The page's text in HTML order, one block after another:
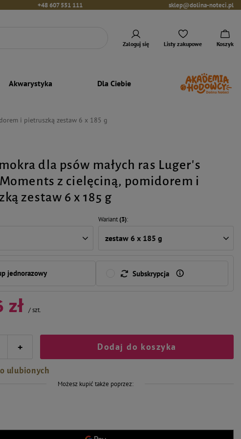
+48 607 551 111 sklep@dolina-noteci.pl
Zaloguj się Listy zakupowe Koszyk
Akwarystyka Dla Ciebie
i pietruszką zestaw 6 x 185 g
dla psów małych ras Luger's
z cielęciną, pomidorem i
zestaw 6 x 185 g
Wariant(3)
zestaw 6 x 185 g
jednorazowy Subskrypcja
zł /szt.
+ Dodaj do koszyka
ulubionych
Możesz kupić także poprzez: